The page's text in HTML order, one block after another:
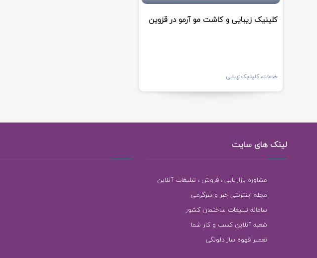
کلینیک زیبایی و کاشت مو آرمو در قزوین
خدمات، کلینیک زیبایی
لینک های سایت
مشاوره بازاریابی ، فروش ، تبلیغات آنلاین
مجله اینترنتی خبر و سرگرمی
سامانه تبلیغات ساختمان کشور
شعبه آنلاین کسب و کار شما
تعمیر قهوه ساز دلونگی